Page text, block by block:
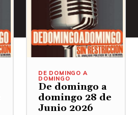
DE DOMINGO A
DOMINGO
De domingo a
domingo 28 de
Junio 2026